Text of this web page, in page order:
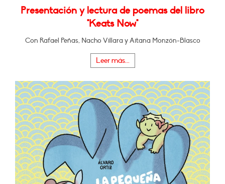
Presentación y lectura de poemas del libro
"Keats Now"
Con Rafael Peñas, Nacho Villara y Aitana Monzón-Blasco
Leer más...